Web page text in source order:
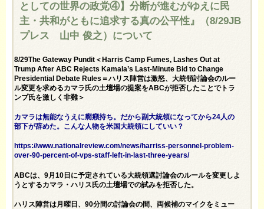
としての世界の政党④】分断が進むがゆえに民
主・共和がともに追求する真の公平性』（8/29JB
プレス 山中 俊之）について
8/29The Gateway Pundit＜Harris Camp Fumes, Lashes Out at
Trump After ABC Rejects Kamala’s Last-Minute Bid to Change
Presidential Debate Rules＝ハリス陣営は激怒、大統領討論会のルー
ル変更を求めるカマラ氏の土壇場の提案をABCが拒否したことでトラ
ンプ氏を激しく非難＞
カマラは無能なうえに癇癪持ち。だから副大統領になってから24人の
部下が辞めた。こんな人物を米国大統領にしていい？
https://www.nationalreview.com/news/harriss-personnel-problem-
over-90-percent-of-vps-staff-left-in-last-three-years/
ABCは、9月10日に予定されている大統領選討論会のルールを変更しよ
うとするカマラ・ハリス氏の土壇場での試みを拒否した。
ハリス陣営は月曜日、90分間の討論会の間、両候補のマイクをミュー